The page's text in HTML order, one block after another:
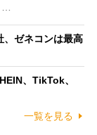
、ゼネコンは最高
、TikTok、
一覧を見る